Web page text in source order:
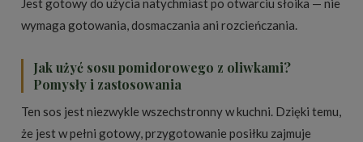
Jest gotowy do użycia natychmiast po otwarciu słoika — nie
wymaga gotowania, dosmaczania ani rozcieńczania.
Jak użyć sosu pomidorowego z oliwkami?
Pomysły i zastosowania
Ten sos jest niezwykle wszechstronny w kuchni. Dzięki temu,
że jest w pełni gotowy, przygotowanie posiłku zajmuje